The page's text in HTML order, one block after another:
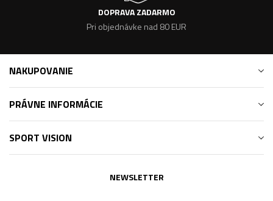
DOPRAVA ZADARMO
Pri objednávke nad 80 EUR
NAKUPOVANIE
PRÁVNE INFORMÁCIE
SPORT VISION
NEWSLETTER